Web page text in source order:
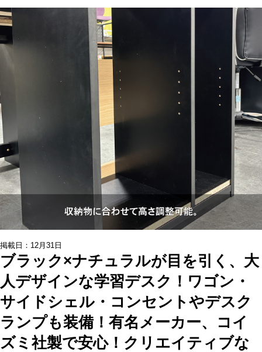
掲載日：12月31日
ブラック×ナチュラルが目を引く、大
人デザインな学習デスク！ワゴン・
サイドシェル・コンセントやデスク
ランプも装備！有名メーカー、コイ
ズミ社製で安心！クリエイティブな